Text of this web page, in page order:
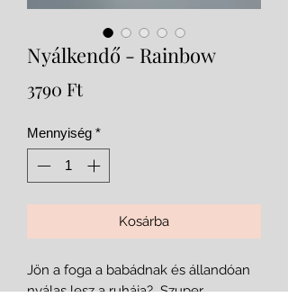
Nyálkendő - Rainbow
3790 FtÁr
Mennyiség *
Kosárba
Jön a foga a babádnak és állandóan
nyálas lesz a ruhája? Szuper